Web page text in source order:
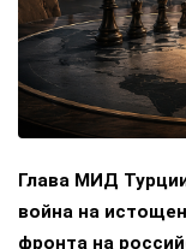
Глава МИД
война на
фронта на